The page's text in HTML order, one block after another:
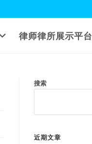
律师律所展示平台
搜索
近期文章